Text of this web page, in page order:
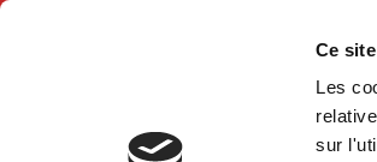
Ce
Les
sur